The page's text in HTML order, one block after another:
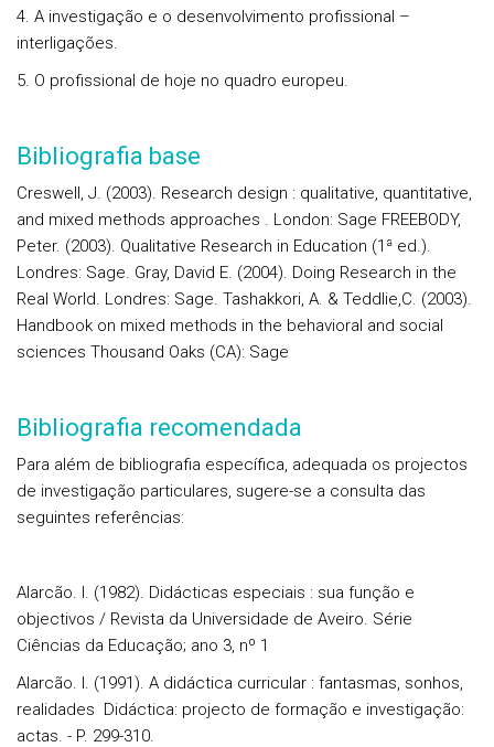
4. A investigação e o desenvolvimento profissional –
interligações.
5. O profissional de hoje no quadro europeu.
Bibliografia base
Creswell, J. (2003). Research design : qualitative, quantitative,
and mixed methods approaches . London: Sage FREEBODY,
Peter. (2003). Qualitative Research in Education (1ª ed.).
Londres: Sage. Gray, David E. (2004). Doing Research in the
Real World. Londres: Sage. Tashakkori, A. & Teddlie,C. (2003).
Handbook on mixed methods in the behavioral and social
sciences Thousand Oaks (CA): Sage
Bibliografia recomendada
Para além de bibliografia específica, adequada os projectos
de investigação particulares, sugere-se a consulta das
seguintes referências:
Alarcão. I. (1982). Didácticas especiais : sua função e
objectivos / Revista da Universidade de Aveiro. Série
Ciências da Educação; ano 3, nº 1
Alarcão. I. (1991). A didáctica curricular : fantasmas, sonhos,
realidades Didáctica: projecto de formação e investigação:
actas. - P. 299-310.